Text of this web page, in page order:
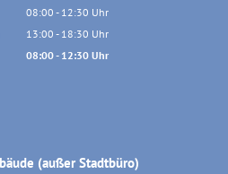
Von 13:30 bis 16:30 Uhr
08:00 - 12:30 Uhr
Von 08:00 bis 12:30 Uhr
13:00 - 18:30 Uhr
Von 13:00 bis 18:30 Uhr
08:00- 12:30 Uhr
(außer Stadtbüro)